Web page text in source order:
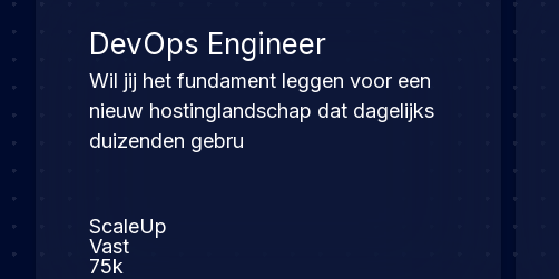
DevOps Engineer
Wil jij het fundament leggen voor een
nieuw hostinglandschap dat dagelijks
duizenden gebru
ScaleUp
Vast
75k